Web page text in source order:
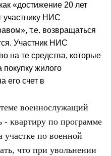
«достижение 20 лет
участнику НИС
т.е. возвращаться
Участник НИС
на те средства, которые
покупку жилого
его счет в
военнослужащий
квартиру по программе
по военной
что при увольнении